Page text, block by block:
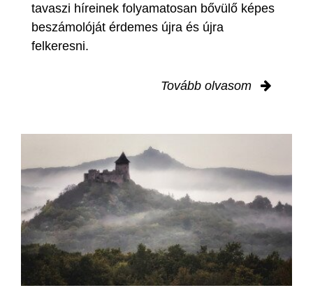
tavaszi híreinek folyamatosan bővülő képes
beszámolóját érdemes újra és újra
felkeresni.
Tovább olvasom